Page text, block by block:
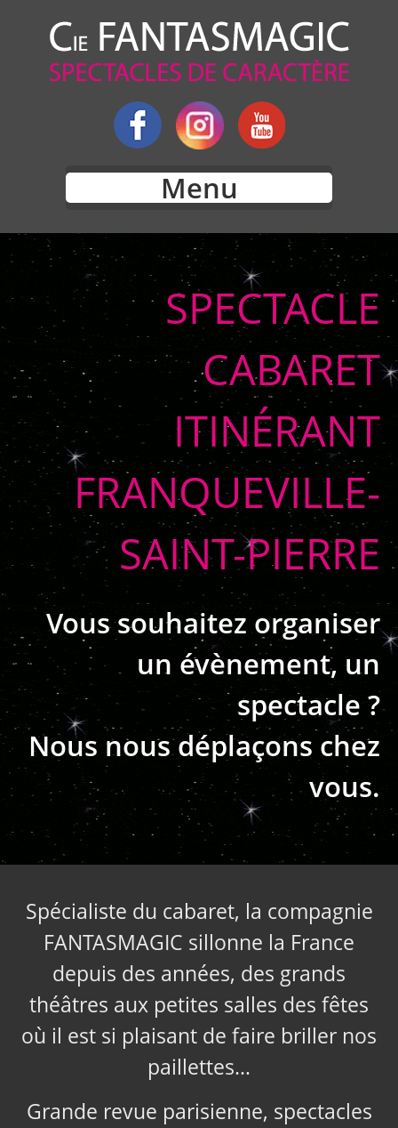
Menu
SPECTACLE
CABARET
ITINÉRANT
FRANQUEVILLE-
SAINT-PIERRE
Vous souhaitez organiser
un évènement, un
spectacle ?
Nous nous déplaçons chez
vous.
Spécialiste du cabaret, la compagnie
FANTASMAGIC sillonne la France
depuis des années, des grands
théâtres aux petites salles des fêtes
où il est si plaisant de faire briller nos
paillettes…
Grande revue parisienne, spectacles